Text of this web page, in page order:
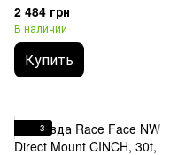
2 484 грн
В наличии
Купить
3